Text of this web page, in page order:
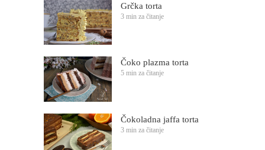
Grčka torta
3 min za čitanje
Čoko plazma torta
5 min za čitanje
Čokoladna jaffa torta
3 min za čitanje